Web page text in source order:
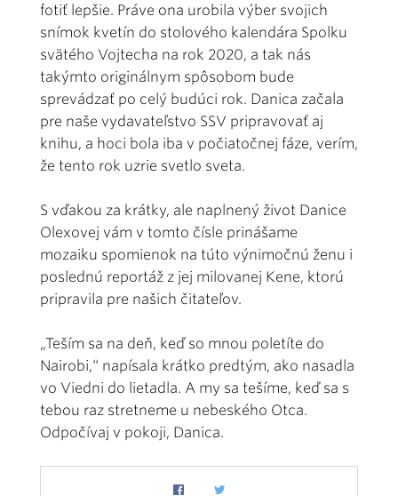
fotiť lepšie. Práve ona urobila výber svojich
snímok kvetín do stolového kalendára Spolku
svätého Vojtecha na rok 2020, a tak nás
takýmto originálnym spôsobom bude
sprevádzať po celý budúci rok. Danica začala
pre naše vydavateľstvo SSV pripravovať aj
knihu, a hoci bola iba v počiatočnej fáze, verím,
že tento rok uzrie svetlo sveta.
S vďakou za krátky, ale naplnený život Danice
Olexovej vám v tomto čísle prinášame
mozaiku spomienok na túto výnimočnú ženu i
poslednú reportáž z jej milovanej Kene, ktorú
pripravila pre našich čitateľov.
„Teším sa na deň, keď so mnou poletíte do
Nairobi,“ napísala krátko predtým, ako nasadla
vo Viedni do lietadla. A my sa tešíme, keď sa s
tebou raz stretneme u nebeského Otca.
Odpočívaj v pokoji, Danica.